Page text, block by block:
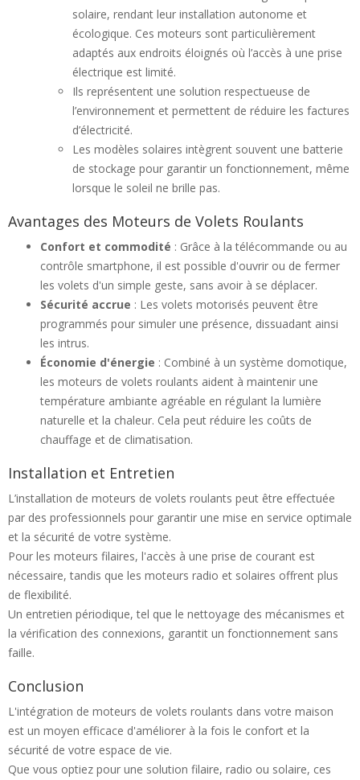
solaire, rendant leur installation autonome et
écologique. Ces moteurs sont particulièrement
adaptés aux endroits éloignés où l’accès à une prise
électrique est limité.
Ils représentent une solution respectueuse de
l’environnement et permettent de réduire les factures
d’électricité.
Les modèles solaires intègrent souvent une batterie
de stockage pour garantir un fonctionnement, même
lorsque le soleil ne brille pas.
Avantages des Moteurs de Volets Roulants
Confort et commodité : Grâce à la télécommande ou au
contrôle smartphone, il est possible d'ouvrir ou de fermer
les volets d'un simple geste, sans avoir à se déplacer.
Sécurité accrue : Les volets motorisés peuvent être
programmés pour simuler une présence, dissuadant ainsi
les intrus.
Économie d'énergie : Combiné à un système domotique,
les moteurs de volets roulants aident à maintenir une
température ambiante agréable en régulant la lumière
naturelle et la chaleur. Cela peut réduire les coûts de
chauffage et de climatisation.
Installation et Entretien
L’installation de moteurs de volets roulants peut être effectuée
par des professionnels pour garantir une mise en service optimale
et la sécurité de votre système.
Pour les moteurs filaires, l'accès à une prise de courant est
nécessaire, tandis que les moteurs radio et solaires offrent plus
de flexibilité.
Un entretien périodique, tel que le nettoyage des mécanismes et
la vérification des connexions, garantit un fonctionnement sans
faille.
Conclusion
L'intégration de moteurs de volets roulants dans votre maison
est un moyen efficace d'améliorer à la fois le confort et la
sécurité de votre espace de vie.
Que vous optiez pour une solution filaire, radio ou solaire, ces